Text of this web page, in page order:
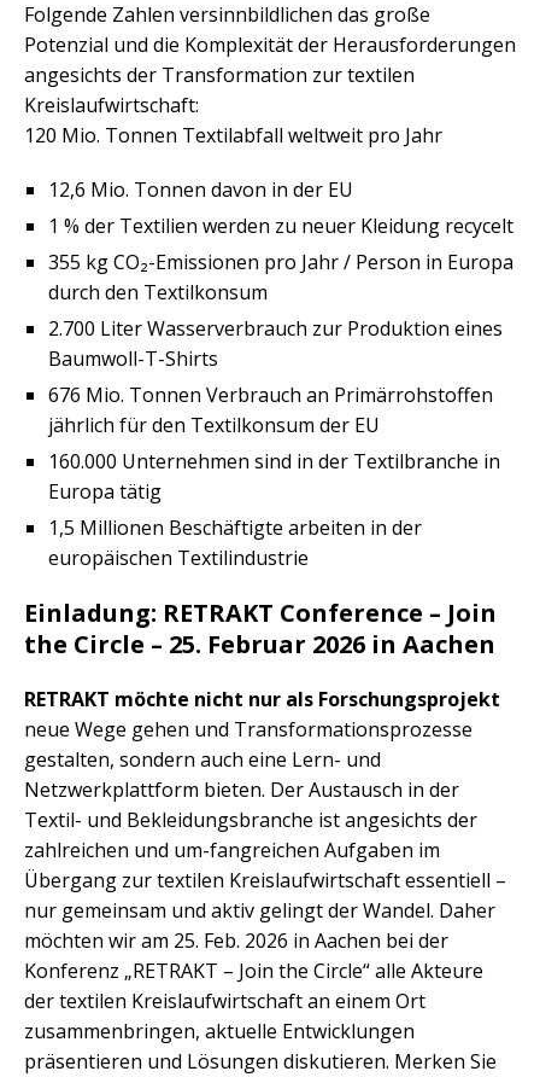
Folgende Zahlen versinnbildlichen das große
Potenzial und die Komplexität der Herausforderungen
angesichts der Transformation zur textilen
Kreislaufwirtschaft:
120 Mio. Tonnen Textilabfall weltweit pro Jahr
12,6 Mio. Tonnen davon in der EU
1 % der Textilien werden zu neuer Kleidung recycelt
355 kg CO₂-Emissionen pro Jahr / Person in Europa
durch den Textilkonsum
2.700 Liter Wasserverbrauch zur Produktion eines
Baumwoll-T-Shirts
676 Mio. Tonnen Verbrauch an Primärrohstoffen
jährlich für den Textilkonsum der EU
160.000 Unternehmen sind in der Textilbranche in
Europa tätig
1,5 Millionen Beschäftigte arbeiten in der
europäischen Textilindustrie
Einladung: RETRAKT Conference – Join
the Circle – 25. Februar 2026 in Aachen
RETRAKT möchte nicht nur als Forschungsprojekt
neue Wege gehen und Transformationsprozesse
gestalten, sondern auch eine Lern- und
Netzwerkplattform bieten. Der Austausch in der
Textil- und Bekleidungsbranche ist angesichts der
zahlreichen und um-fangreichen Aufgaben im
Übergang zur textilen Kreislaufwirtschaft essentiell –
nur gemeinsam und aktiv gelingt der Wandel. Daher
möchten wir am 25. Feb. 2026 in Aachen bei der
Konferenz „RETRAKT – Join the Circle“ alle Akteure
der textilen Kreislaufwirtschaft an einem Ort
zusammenbringen, aktuelle Entwicklungen
präsentieren und Lösungen diskutieren. Merken Sie